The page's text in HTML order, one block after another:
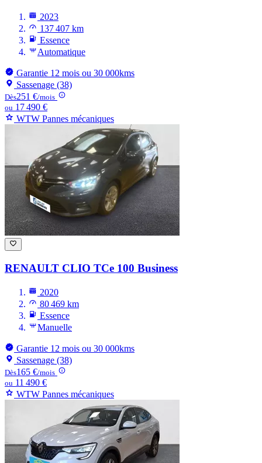
2023
137 407 km
Essence
Automatique
Garantie 12 mois ou 30 000kms
Sassenage (38)
Dès251 €/mois
ou 17 490 €
WTW Pannes mécaniques
RENAULT CLIO TCe 100 Business
2020
80 469 km
Essence
Manuelle
Garantie 12 mois ou 30 000kms
Sassenage (38)
Dès165 €/mois
ou 11 490 €
WTW Pannes mécaniques